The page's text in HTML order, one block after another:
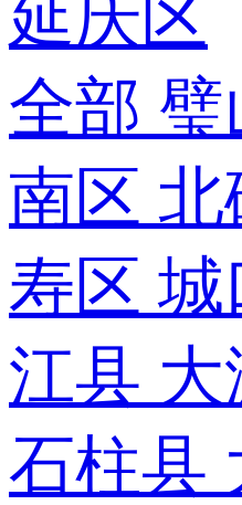
延庆区
全部 璧
南区 北
寿区 城
江县 大
石柱县